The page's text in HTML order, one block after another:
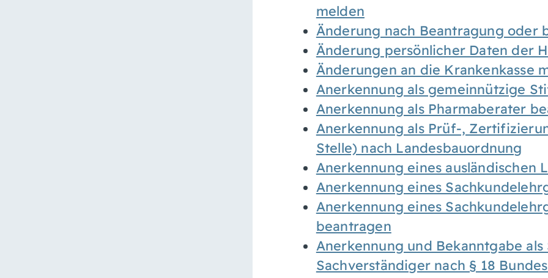
melden
Änderung nach Beantragung oder
Änderung persönlicher Daten der
Änderungen an die Krankenkasse
Anerkennung als gemeinnützige
Anerkennung als Pharmaberater
Anerkennung als Prüf-,
Stelle) nach Landesbauordnung
Anerkennung eines ausländischen
Anerkennung eines
Anerkennung eines
beantragen
Anerkennung und Bekanntgabe
Sachverständiger nach § 18